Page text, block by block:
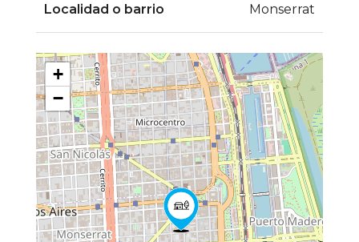
Localidad o barrio Monserrat
+
−